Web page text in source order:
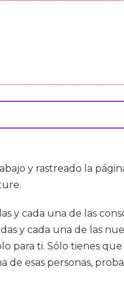
y rastreado la
y cada una de las
y cada una de las
para ti. Sólo tienes
esas personas,